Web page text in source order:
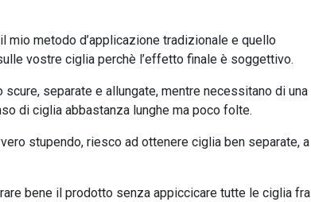
metodo d’applicazione tradizionale e quello
vostre ciglia perchè l’effetto finale è soggettivo.
separate e allungate, mentre necessitano di una
di ciglia abbastanza lunghe ma poco folte.
stupendo, riesco ad ottenere ciglia ben separate, a
bene il prodotto senza appiccicare tutte le ciglia fra